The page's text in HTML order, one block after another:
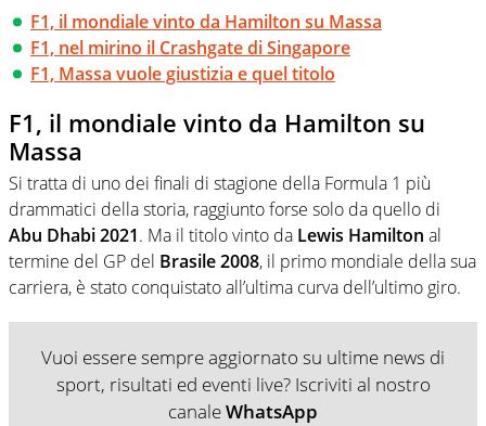
F1, il mondiale vinto da Hamilton su Massa
F1, nel mirino il Crashgate di Singapore
F1, Massa vuole giustizia e quel titolo
F1, il mondiale vinto da Hamilton su
Massa
Si tratta di uno dei finali di stagione della Formula 1 più
drammatici della storia, raggiunto forse solo da quello di
Abu Dhabi 2021. Ma il titolo vinto da Lewis Hamilton al
termine del GP del Brasile 2008, il primo mondiale della sua
carriera, è stato conquistato all’ultima curva dell’ultimo giro.
Vuoi essere sempre aggiornato su ultime news di
sport, risultati ed eventi live? Iscriviti al nostro
canaleWhatsApp